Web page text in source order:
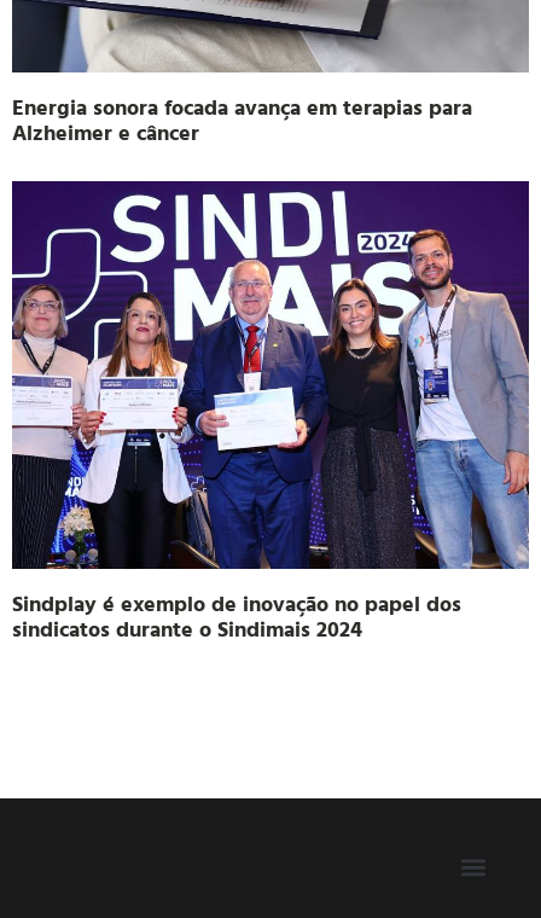
Energia sonora focada avança em terapias para
Alzheimer e câncer
Sindplay é exemplo de inovação no papel dos
sindicatos durante o Sindimais 2024